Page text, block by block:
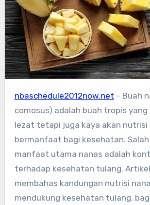
nbaschedule2012now.net – Buah
comosus) adalah buah tropis
lezat tetapi juga kaya akan nutrisi
bermanfaat bagi kesehatan.
manfaat utama nanas adalah
terhadap kesehatan tulang.
membahas kandungan nutrisi
mendukung kesehatan tulang,